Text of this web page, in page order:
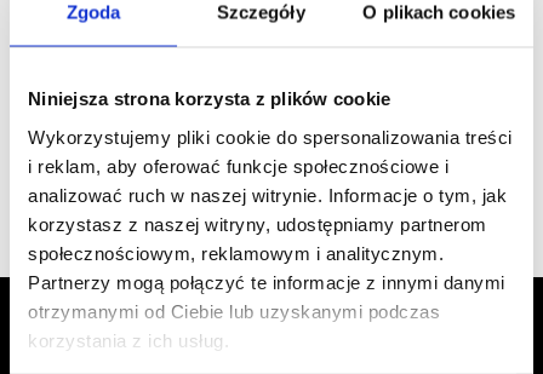
Zgoda Szczegóły O plikach cookies
Niniejsza strona korzysta z plików cookie
Wykorzystujemy pliki cookie do spersonalizowania treści
i reklam, aby oferować funkcje społecznościowe i
analizować ruch w naszej witrynie. Informacje o tym, jak
korzystasz z naszej witryny, udostępniamy partnerom
społecznościowym, reklamowym i analitycznym.
Partnerzy mogą połączyć te informacje z innymi danymi
otrzymanymi od Ciebie lub uzyskanymi podczas
korzystania z ich usług.
Jesteśmy